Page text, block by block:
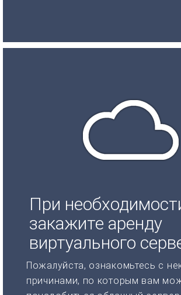
При
закажите аренду
виртуального
Пожалуйста, ознакомьтесь с
причинами, по которым вам